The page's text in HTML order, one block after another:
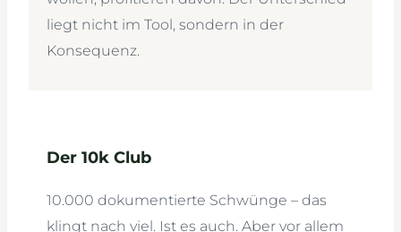
liegt nicht im Tool, sondern in der
Konsequenz.
Der 10k Club
10.000 dokumentierte Schwünge – das
klingt nach viel. Ist es auch. Aber vor allem